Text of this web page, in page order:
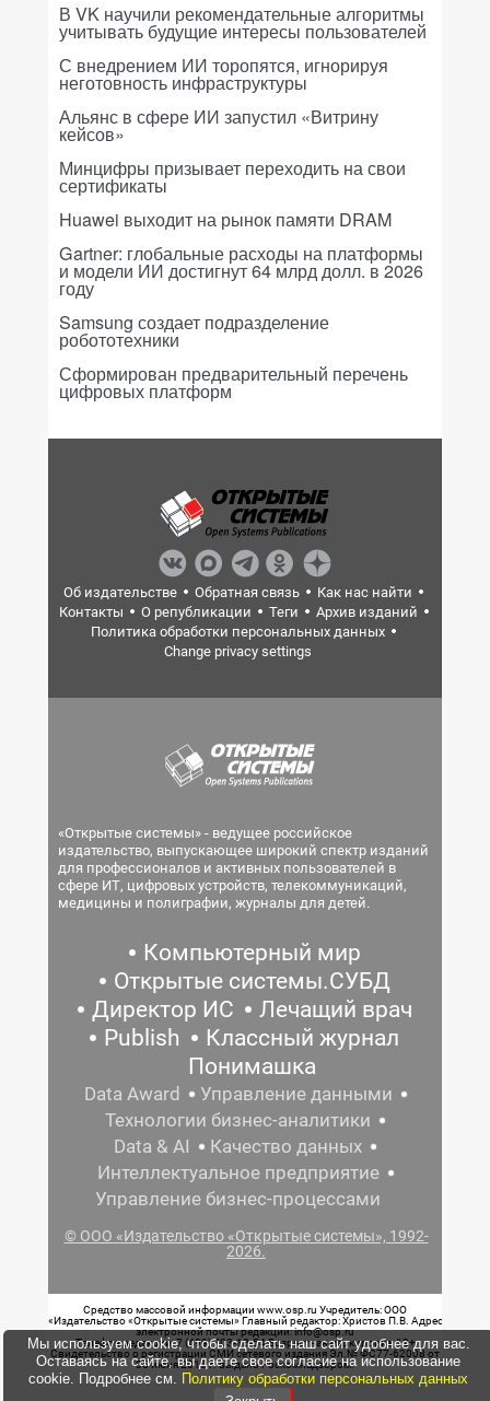
В VK научили рекомендательные алгоритмы
учитывать будущие интересы пользователей
С внедрением ИИ торопятся, игнорируя
неготовность инфраструктуры
Альянс в сфере ИИ запустил «Витрину
кейсов»
Минцифры призывает переходить на свои
сертификаты
Huawei выходит на рынок памяти DRAM
Gartner: глобальные расходы на платформы
и модели ИИ достигнут 64 млрд долл. в 2026
году
Samsung создает подразделение
робототехники
Сформирован предварительный перечень
цифровых платформ
Об издательстве Обратная связь
Как нас найти
Контакты
О републикации Теги
Архив изданий
Политика обработки персональных данных
Change privacy settings
«Открытые системы» - ведущее российское
издательство, выпускающее широкий спектр изданий
для профессионалов и активных пользователей в
сфере ИТ, цифровых устройств, телекоммуникаций,
медицины и полиграфии, журналы для детей.
Компьютерный мир
Открытые системы.СУБД
Директор ИС
Лечащий врач
Publish
Классный журнал
Понимашка
Data Award
Управление данными
Технологии бизнес-аналитики
Data & AI
Качество данных
Интеллектуальное предприятие
Управление бизнес-процессами
© ООО «Издательство «Открытые системы», 1992-
2026.
Средство массовой информации www.osp.ru Учредитель: ООО
«Издательство «Открытые системы» Главный редактор: Христов П.В. Адрес
электронной почты редакции: info@osp.ru
Телефон редакции: 7 (499) 703-18-54 Возрастная маркировка: 12+
Свидетельство о регистрации СМИ сетевого издания Эл.№ ФС77-62008 от
05 июня 2015 г. выдано Роскомнадзором.
Мы используем cookie, чтобы сделать наш сайт удобнее для вас.
Оставаясь на сайте, вы даете свое согласие на использование
cookie. Подробнее см. Политику обработки персональных данных